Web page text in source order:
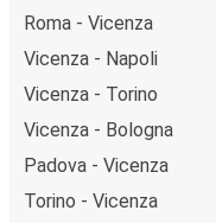
Roma - Vicenza
Vicenza - Napoli
Vicenza - Torino
Vicenza - Bologna
Padova - Vicenza
Torino - Vicenza